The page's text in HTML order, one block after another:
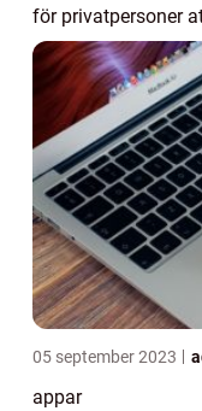
för privatpersoner
enheter. Denna
05 september 2023
appar